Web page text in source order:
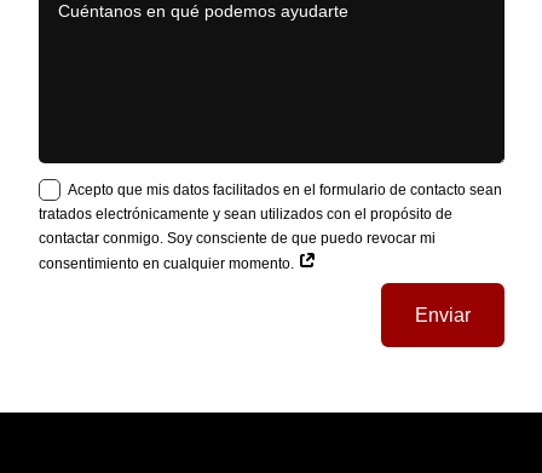
Acepto que mis datos facilitados en el formulario de contacto sean
tratados electrónicamente y sean utilizados con el propósito de
contactar conmigo. Soy consciente de que puedo revocar mi
consentimiento en cualquier momento.
Enviar